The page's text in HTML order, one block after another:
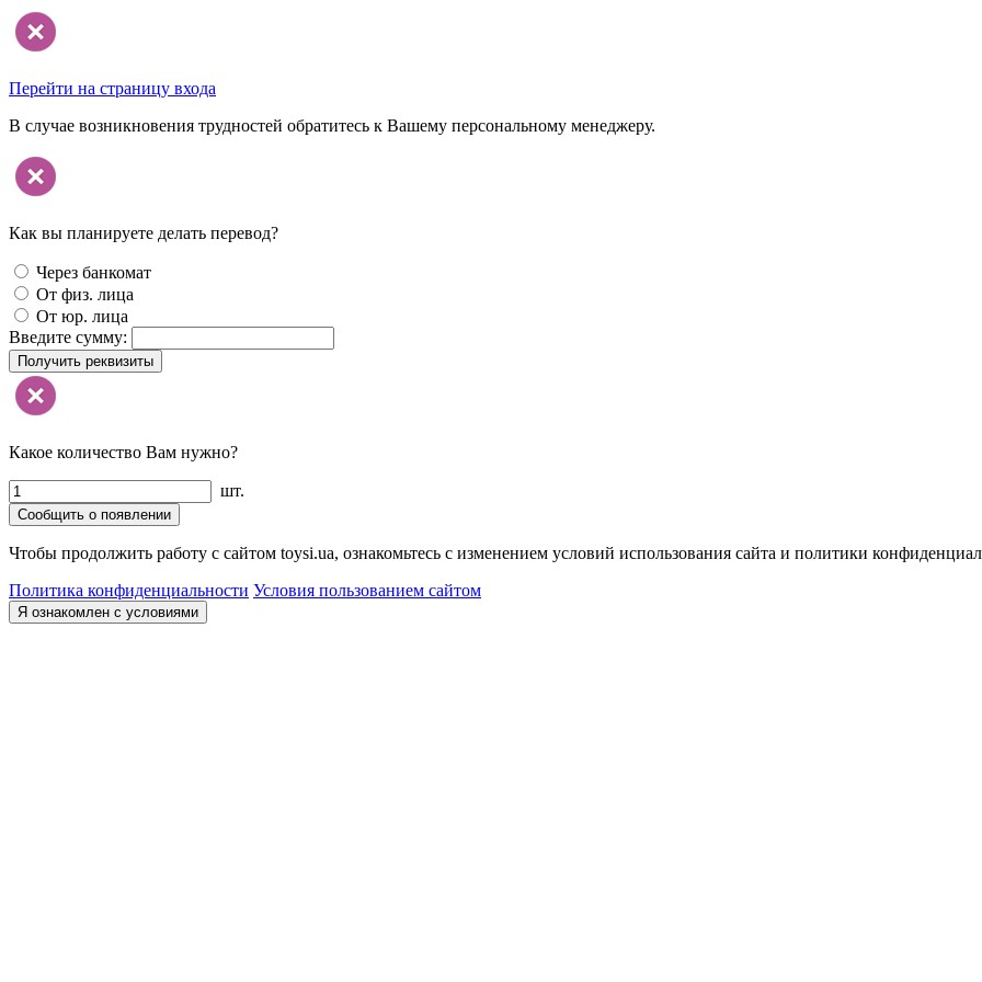
Перейти на страницу входа
В случае возникновения трудностей обратитесь к Вашему персональному менеджеру.
Как вы планируете делать перевод?
Через банкомат
От физ. лица
От юр. лица
Введите сумму:
Получить реквизиты
Какое количество Вам нужно?
шт.
Сообщить о появлении
Чтобы продолжить работу с сайтом toysi.ua, ознакомьтесь с изменением условий использования сайта и политики
Политика конфиденциальности Условия пользованием сайтом
Я ознакомлен с условиями